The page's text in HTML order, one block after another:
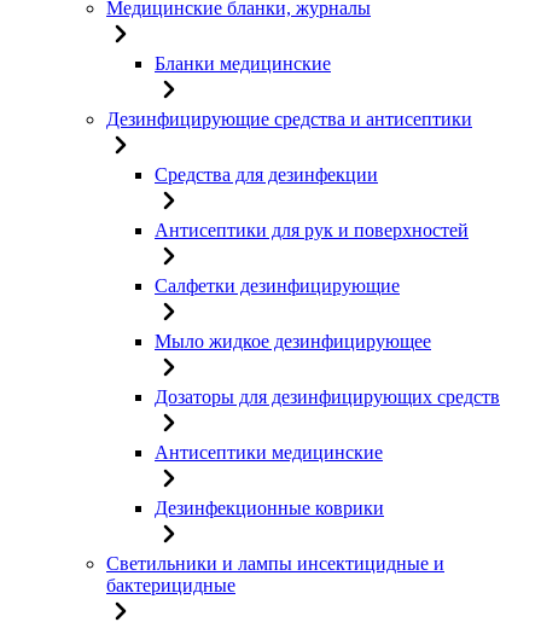
Медицинские бланки, журналы
Бланки медицинские
Дезинфицирующие средства и антисептики
Средства для дезинфекции
Антисептики для рук и поверхностей
Салфетки дезинфицирующие
Мыло жидкое дезинфицирующее
Дозаторы для дезинфицирующих средств
Антисептики медицинские
Дезинфекционные коврики
Светильники и лампы инсектицидные и
бактерицидные